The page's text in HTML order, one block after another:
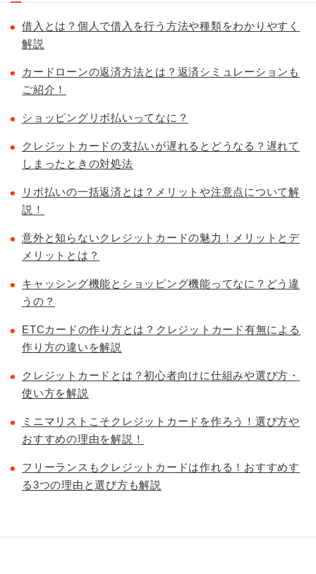
借入とは？個人で借入を行う方法や種類をわかりやすく
解説
カードローンの返済方法とは？返済シミュレーションも
ご紹介！
ショッピングリボ払いってなに？
クレジットカードの支払いが遅れるとどうなる？遅れて
しまったときの対処法
リボ払いの一括返済とは？メリットや注意点について解
説！
意外と知らないクレジットカードの魅力！メリットとデ
メリットとは？
キャッシング機能とショッピング機能ってなに？どう違
うの？
ETCカードの作り方とは？クレジットカード有無による
作り方の違いを解説
クレジットカードとは？初心者向けに仕組みや選び方・
使い方を解説
ミニマリストこそクレジットカードを作ろう！選び方や
おすすめの理由を解説！
フリーランスもクレジットカードは作れる！おすすめす
る3つの理由と選び方も解説